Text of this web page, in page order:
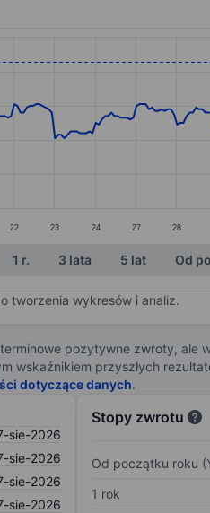
8.66 to 9.55.
22 23 24 27 28
1 r. 3 lata 5 lat Od
tworzenia wykresów i analiz.
pozytywne zwroty, ale
wskaźnikiem przyszłych
dotyczące danych.
sie-2026
sie-2026
sie-2026
sie-2026
Stopy zwrotu
Od początku roku
1 rok